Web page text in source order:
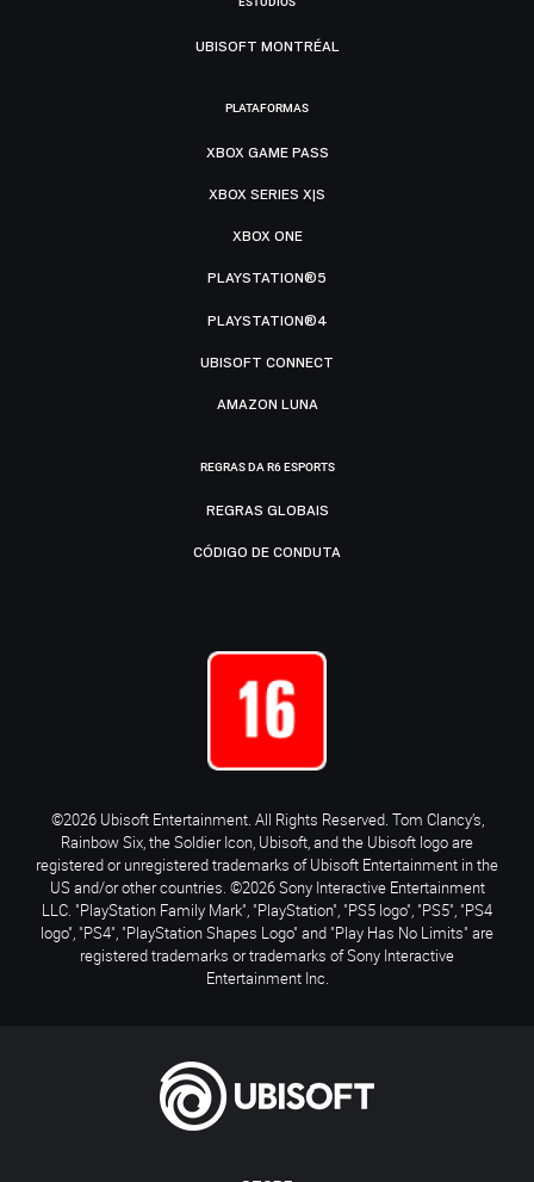
UBISOFT MONTRÉAL
PLATAFORMAS
XBOX GAME PASS
XBOX SERIES X|S
XBOX ONE
PLAYSTATION®5
PLAYSTATION®4
UBISOFT CONNECT
AMAZON LUNA
REGRAS DA R6 ESPORTS
REGRAS GLOBAIS
CÓDIGO DE CONDUTA
©2026 Ubisoft Entertainment. All Rights Reserved. Tom Clancy’s,
Rainbow Six, the Soldier Icon, Ubisoft, and the Ubisoft logo are
registered or unregistered trademarks of Ubisoft Entertainment in the
US and/or other countries. ©2026 Sony Interactive Entertainment
LLC. "PlayStation Family Mark", "PlayStation", "PS5 logo", "PS5", "PS4
logo", "PS4", "PlayStation Shapes Logo" and "Play Has No Limits" are
registered trademarks or trademarks of Sony Interactive
Entertainment Inc.